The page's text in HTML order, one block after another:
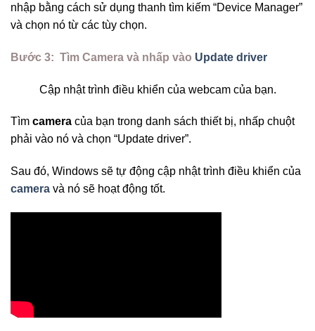
nhập bằng cách sử dụng thanh tìm kiếm “Device Manager”
và chọn nó từ các tùy chọn.
Bước 3: Tìm Camera và nhấp vào Update driver
Cập nhật trình điều khiển của webcam của bạn.
Tìm camera của bạn trong danh sách thiết bị, nhấp chuột
phải vào nó và chọn “Update driver”.
Sau đó, Windows sẽ tự động cập nhật trình điều khiển của
camera và nó sẽ hoạt động tốt.